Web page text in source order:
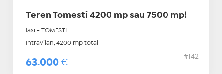
Teren Tomesti 4200 mp sau 7500 mp!
Iasi - TOMESTI
Intravilan, 4200 mp total
63.000 €
#142